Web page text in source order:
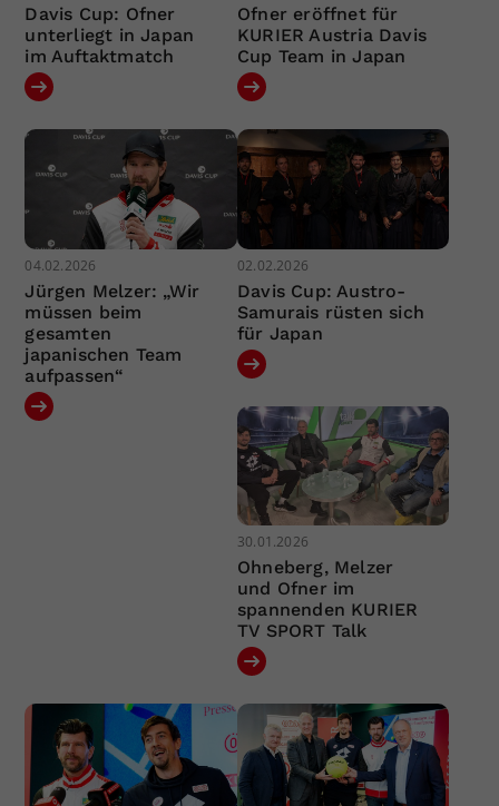
Davis Cup: Ofner
unterliegt in Japan
im Auftaktmatch
Ofner eröffnet für
KURIER Austria Davis
Cup Team in Japan
04.02.2026
Jürgen Melzer: „Wir
müssen beim
gesamten
japanischen Team
aufpassen“
02.02.2026
Davis Cup: Austro-
Samurais rüsten sich
für Japan
30.01.2026
Ohneberg, Melzer
und Ofner im
spannenden KURIER
TV SPORT Talk